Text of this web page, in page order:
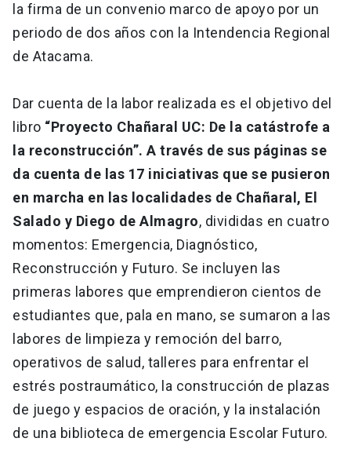
la firma de un convenio marco de apoyo por un
periodo de dos años con la Intendencia Regional
de Atacama.
Dar cuenta de la labor realizada es el objetivo del
libro “Proyecto Chañaral UC: De la catástrofe a
la reconstrucción”. A través de sus páginas se
da cuenta de las 17 iniciativas que se pusieron
en marcha en las localidades de Chañaral, El
Salado y Diego de Almagro, divididas en cuatro
momentos: Emergencia, Diagnóstico,
Reconstrucción y Futuro. Se incluyen las
primeras labores que emprendieron cientos de
estudiantes que, pala en mano, se sumaron a las
labores de limpieza y remoción del barro,
operativos de salud, talleres para enfrentar el
estrés postraumático, la construcción de plazas
de juego y espacios de oración, y la instalación
de una biblioteca de emergencia Escolar Futuro.